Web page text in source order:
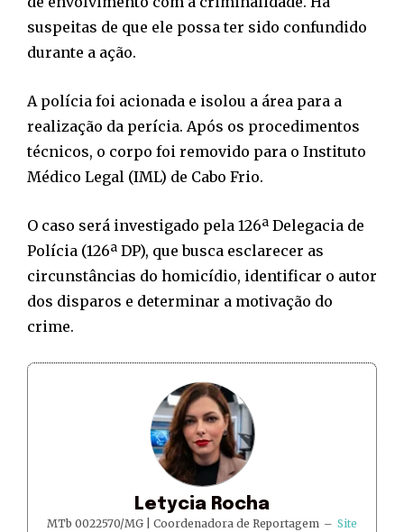
suspeitas de que ele possa ter sido confundido
durante a ação.
A polícia foi acionada e isolou a área para a
realização da perícia. Após os procedimentos
técnicos, o corpo foi removido para o Instituto
Médico Legal (IML) de Cabo Frio.
O caso será investigado pela 126ª Delegacia de
Polícia (126ª DP), que busca esclarecer as
circunstâncias do homicídio, identificar o autor
dos disparos e determinar a motivação do
crime.
Letycia Rocha
MTb 0022570/MG | Coordenadora de Reportagem – Site